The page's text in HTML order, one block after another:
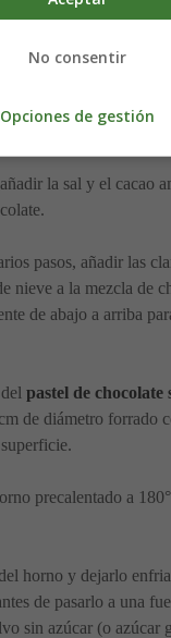
y dejar enfriar.
la sal y el cacao
pasos, añadir las
nieve a la mezcla de
de abajo a arriba
pastel de chocolate
de diámetro forrado
precalentado a
horno y dejarlo
de pasarlo a una
sin azúcar (o azúcar
No consentir
Opciones de gestión